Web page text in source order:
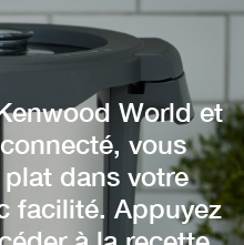
World et
vous
dans votre
facilité. Appuyez